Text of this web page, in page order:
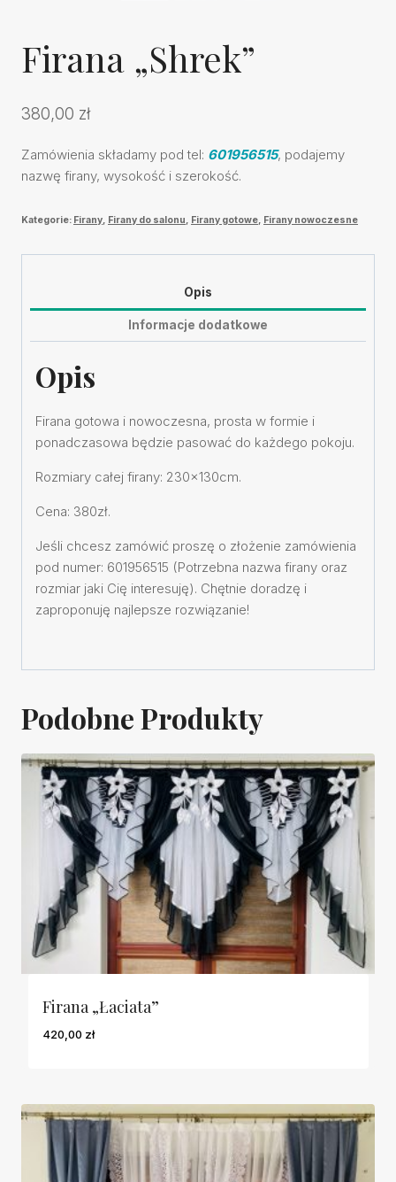
Firana „Shrek”
380,00 zł
Zamówienia składamy pod tel: 601956515, podajemy
nazwę firany, wysokość i szerokość.
Kategorie: Firany, Firany do salonu, Firany gotowe, Firany nowoczesne
Opis
Informacje dodatkowe
Opis
Firana gotowa i nowoczesna, prosta w formie i
ponadczasowa będzie pasować do każdego pokoju.
Rozmiary całej firany: 230x130cm.
Cena: 380zł.
Jeśli chcesz zamówić proszę o złożenie zamówienia
pod numer: 601956515 (Potrzebna nazwa firany oraz
rozmiar jaki Cię interesuję). Chętnie doradzę i
zaproponuję najlepsze rozwiązanie!
Podobne Produkty
Firana „Łaciata”
420,00 zł